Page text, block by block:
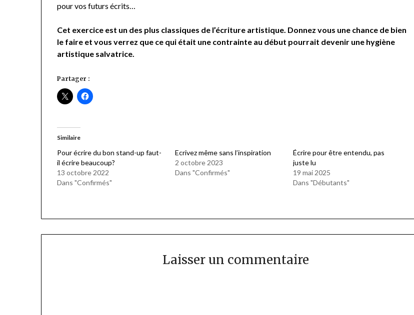
pour vos futurs écrits…
Cet exercice est un des plus classiques de l’écriture artistique. Donnez vous une chance de bien
le faire et vous verrez que ce qui était une contrainte au début pourrait devenir une hygiène
artistique salvatrice.
Partager :
Similaire
Pour écrire du bon stand-up faut-
il écrire beaucoup?
13 octobre 2022
Dans "Confirmés"
Ecrivez même sans l’inspiration
2 octobre 2023
Dans "Confirmés"
Écrire pour être entendu, pas
juste lu
19 mai 2025
Dans "Débutants"
Laisser un commentaire